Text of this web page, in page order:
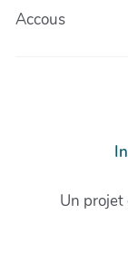
Accous
Un projet